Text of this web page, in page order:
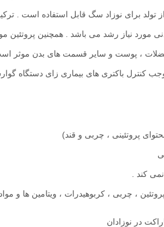
شده و ۲۴ ساعت پس از تولد برای نوزاد سگ قابل
مورد نیاز رشد می باشد . همچنین پروتئین
، پوست و سایر قسمت های بدن موثر
کنترل باکتری های بیماری زای دستگاه
پروتئینی ، چربی و قند)
کند .
، چربی ، کربوهیدرات ، ویتامین ها و
در نوزادان